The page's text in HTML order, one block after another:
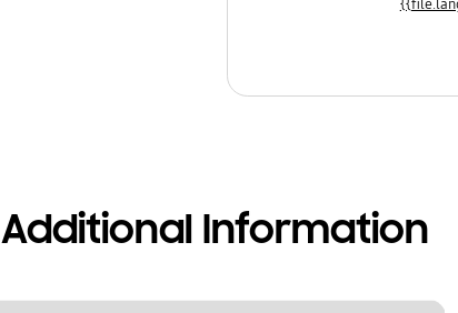
Additional Information